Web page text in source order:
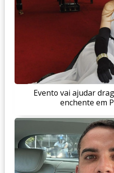
Evento vai ajudar
enchente em